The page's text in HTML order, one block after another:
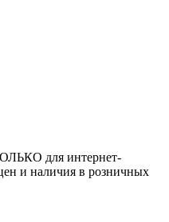
для интернет-
и наличия в розничных